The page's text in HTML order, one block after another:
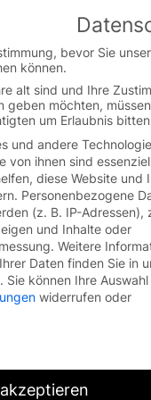
German website.
bevor Sie
können.
alt sind und Ihre
geben möchten,
um Erlaubnis
und andere
von ihnen sind
diese Website und
Personenbezogene
(z. B. IP-Adressen),
und Inhalte oder
Weitere
Daten finden Sie in
. Sie können Ihre Auswahl
widerrufen oder